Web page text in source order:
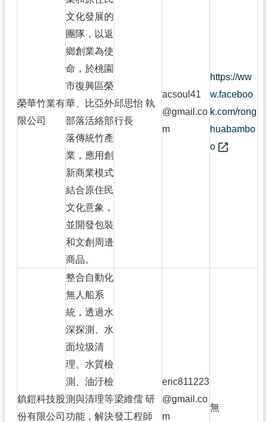
榮華竹業有
限公司
文化發展的
團隊，以返
鄉創業為使
命，於桃園
市復興區榮
華、比亞外
部落活絡部
落傳統竹產
業，應用創
新商業模式
結合原住民
文化意象，
並開發包裝
和文創周邊
商品。
邱思怡 執
行長
acsoul41
@gmail.co
m
https://ww
w.faceboo
k.com/rong
huabambo
o
鎮鎧科技股
份有限公司
整合自動化
無人船系
統，透過水
深探測、水
面垃圾清
理、水質檢
測、油汙檢
測與清理等
功能，解決
梁維儒 研
發工程師
eric811223
@gmail.co
m
無